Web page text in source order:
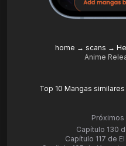
home → scans →
Anime
Top 10 Mangas
Próximos
Capítulo 130
Capítulo 117 de